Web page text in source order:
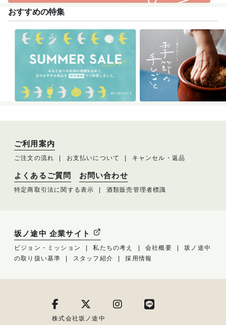
おすすめの特集
ご利用案内
ご注文の流れ お支払いについて キャンセル・返品
よくあるご質問 お問い合わせ
特定商取引法に関する表示 酒類販売管理者標識
坂ノ途中 企業サイト
ビジョン・ミッション 私たちの考え 会社概要
坂ノ途中
の取り扱い基準
スタッフ紹介 採用情報
株式会社坂ノ途中